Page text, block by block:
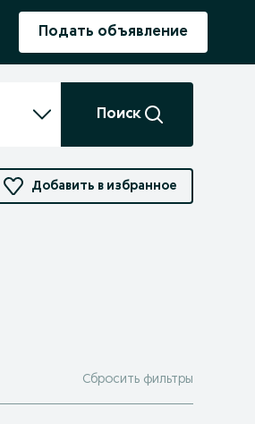
Подать объявление
Поиск
Добавить в избранное
Сбросить фильтры